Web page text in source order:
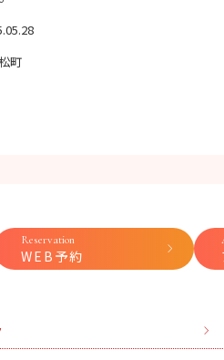
町
Reservation
WEB予約